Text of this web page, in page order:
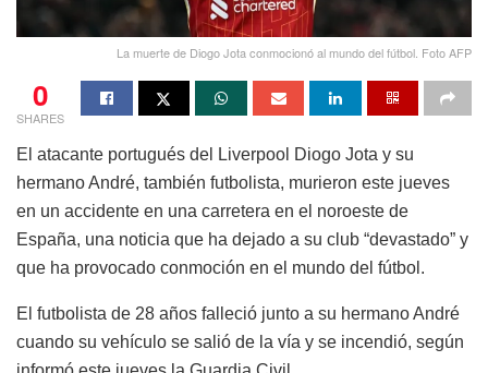
La muerte de Diogo Jota conmocionó al mundo del fútbol. Foto AFP
0
SHARES
El atacante portugués del Liverpool Diogo Jota y su
hermano André, también futbolista, murieron este jueves
en un accidente en una carretera en el noroeste de
España, una noticia que ha dejado a su club “devastado” y
que ha provocado conmoción en el mundo del fútbol.
El futbolista de 28 años falleció junto a su hermano André
cuando su vehículo se salió de la vía y se incendió, según